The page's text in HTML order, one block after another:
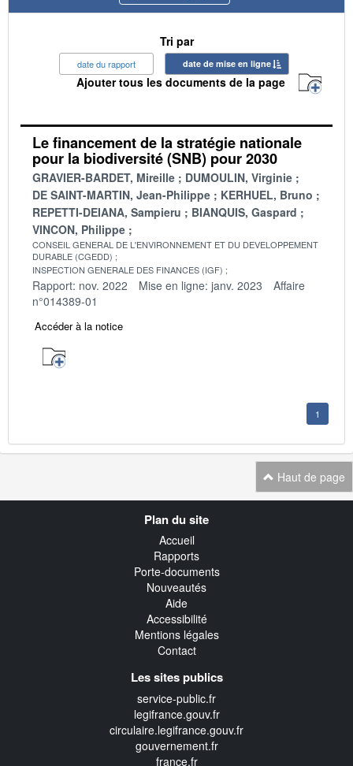
Tri par
date du rapport date de mise en ligne
Ajouter tous les documents de la page
Le financement de la stratégie nationale
pour la biodiversité (SNB) pour 2030
GRAVIER-BARDET, Mireille
DUMOULIN, Virginie
DE SAINT-MARTIN, Jean-Philippe
KERHUEL, Bruno
REPETTI-DEIANA, Sampieru
BIANQUIS, Gaspard
VINCON, Philippe
CONSEIL GENERAL DE L'ENVIRONNEMENT ET DU DEVELOPPEMENT
DURABLE (CGEDD)
INSPECTION GENERALE DES FINANCES (IGF)
Rapport: nov. 2022 Mise en ligne: janv. 2023
Affaire
n°014389-01
Accéder à la notice
1
Haut de page
Plan du site
Accueil
Rapports
Porte-documents
Nouveautés
Aide
Accessibilité
Mentions légales
Contact
Les sites publics
service-public.fr
legifrance.gouv.fr
circulaire.legifrance.gouv.fr
gouvernement.fr
france.fr